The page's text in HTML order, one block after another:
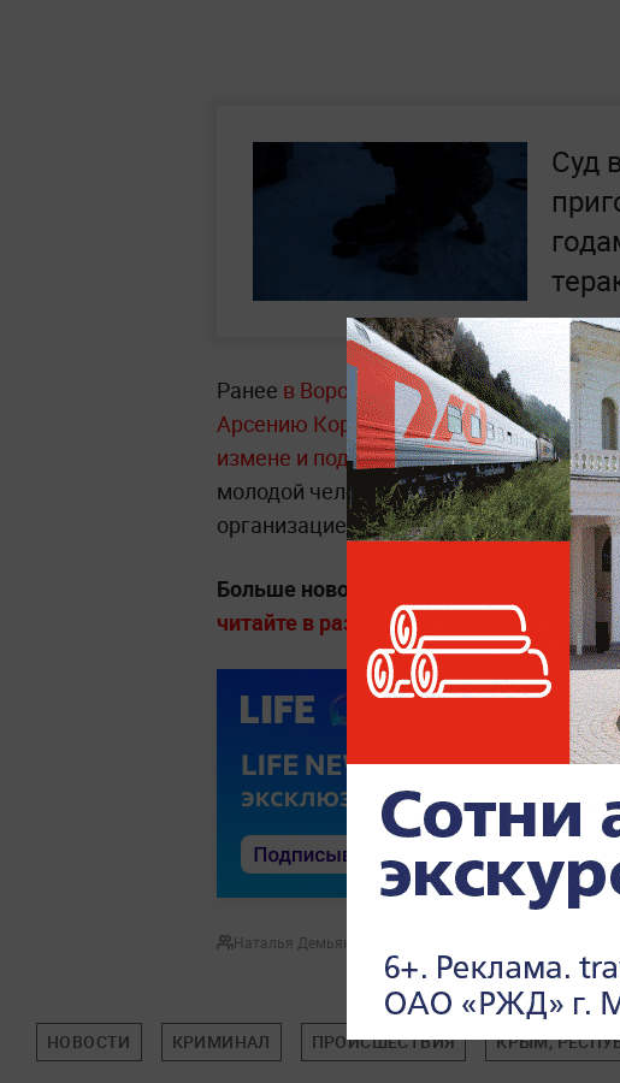
Суд
Ранее в Воронеже был вынесен
Арсению Королю, которого признали
измене и подготовке
молодой человек установил контакт с
организацией, запрещённой и
Больше новостей о расследованиях,
читайте в разделе «Криминал» на
Наталья Демьянова
НОВОСТИ КРИМИНАЛ ПРОИСШЕСТВИЯ КРЫМ,